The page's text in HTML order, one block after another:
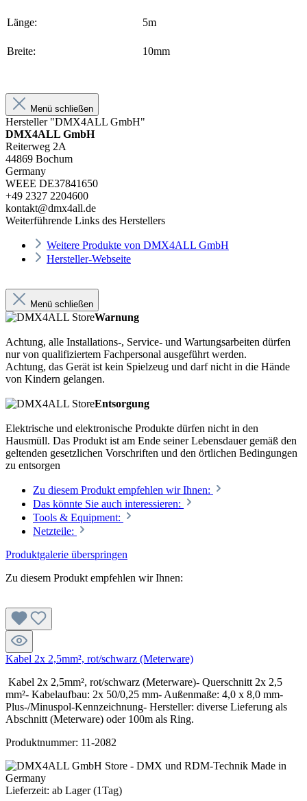
Länge: 5m
Breite: 10mm
Menü schließen
Hersteller "DMX4ALL GmbH"
DMX4ALL GmbH
Reiterweg 2A
44869 Bochum
Germany
WEEE DE37841650
+49 2327 2204600
kontakt@dmx4all.de
Weiterführende Links des Herstellers
Weitere Produkte von DMX4ALL GmbH
Hersteller-Webseite
Menü schließen
Warnung
Achtung, alle Installations-, Service- und Wartungsarbeiten dürfen
nur von qualifiziertem Fachpersonal ausgeführt werden.
Achtung, das Gerät ist kein Spielzeug und darf nicht in die Hände
von Kindern gelangen.
Entsorgung
Elektrische und elektronische Produkte dürfen nicht in den
Hausmüll. Das Produkt ist am Ende seiner Lebensdauer gemäß den
geltenden gesetzlichen Vorschriften und den örtlichen Bedingungen
zu entsorgen
Zu diesem Produkt empfehlen wir Ihnen:
Das könnte Sie auch interessieren:
Tools & Equipment:
Netzteile:
Produktgalerie überspringen
Zu diesem Produkt empfehlen wir Ihnen:
Kabel 2x 2,5mm², rot/schwarz (Meterware)
Kabel 2x 2,5mm², rot/schwarz (Meterware)- Querschnitt 2x 2,5
mm²- Kabelaufbau: 2x 50/0,25 mm- Außenmaße: 4,0 x 8,0 mm-
Plus-/Minuspol-Kennzeichnung- Hersteller: diverse Lieferung als
Abschnitt (Meterware) oder 100m als Ring.
Produktnummer: 11-2082
Lieferzeit: ab Lager (1Tag)